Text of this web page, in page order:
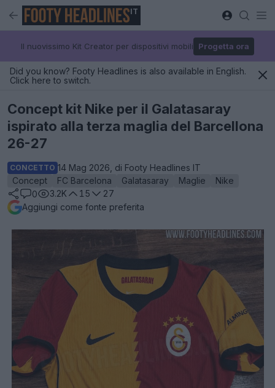
IT
Il nuovissimo Kit Creator per dispositivi mobili Progetta ora
Did you know? Footy Headlines is also available in English.
Click here to switch.
Concept kit Nike per il Galatasaray
ispirato alla terza maglia del Barcellona
26-27
CONCETTO 14 Mag 2026, di Footy Headlines IT
Concept
FC Barcelona Galatasaray Maglie
Nike
0
3.2K 15
27
Aggiungi come fonte preferita